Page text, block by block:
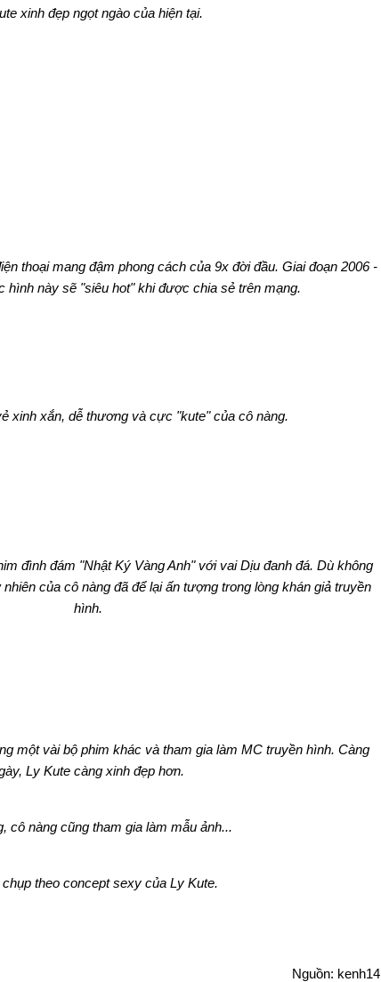
xinh đẹp ngọt ngào của hiện tại.
thoại mang đậm phong cách của 9x đời đầu. Giai đoạn 2006 -
hình này sẽ "siêu hot" khi được chia sẻ trên mạng.
xinh xắn, dễ thương và cực "kute" của cô nàng.
đình đám "Nhật Ký Vàng Anh" với vai Dịu đanh đá. Dù không
của cô nàng đã để lại ấn tượng trong lòng khán giả truyền
hình.
một vài bộ phim khác và tham gia làm MC truyền hình. Càng
Ly Kute càng xinh đẹp hơn.
cô nàng cũng tham gia làm mẫu ảnh...
chụp theo concept sexy của Ly Kute.
Nguồn: kenh14